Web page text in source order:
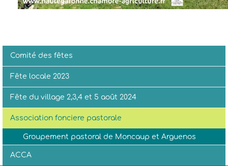
Comité des fêtes
Fête locale 2023
Fête du village 2,3,4 et 5 août 2024
Association fonciere pastorale
Groupement pastoral de Moncaup et Arguenos
ACCA